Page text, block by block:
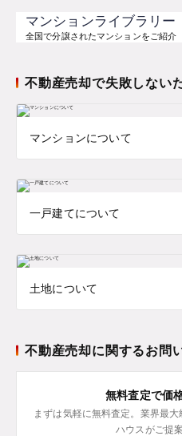
マンションライブラリー
全国で分譲されたマンションをご紹介
不動産売却で失敗しない
マンションについて
一戸建てについて
土地について
不動産売却に関するお問
無料査定で価
まずは気軽に無料査定。業界最
ハウスがご提